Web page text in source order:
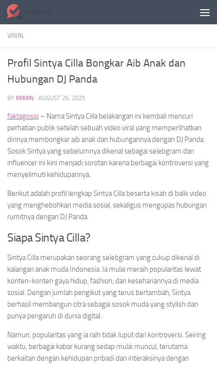
Skip to content
VIRAL
Profil Sintya Cilla Bongkar Aib Anak dan
Hubungan DJ Panda
BY MIMIN · AUGUST 26, 2025
faktagosip – Nama Sintya Cilla belakangan ini kembali mencuri
perhatian publik setelah sebuah video viral yang memperlihatkan
dirinya membongkar aib anak dan hubungannya dengan DJ Panda.
Sosok Sintya yang sebelumnya dikenal sebagai selebgram dan
influencer ini kini menjadi sorotan karena berbagai kontroversi yang
menyelimuti kehidupannya.
Berikut adalah profil lengkap Sintya Cilla beserta kisah di balik video
yang menghebohkan media sosial, sekaligus mengupas hubungan
rumitnya dengan DJ Panda.
Siapa Sintya Cilla?
Sintya Cilla merupakan seorang selebgram yang cukup dikenal di
kalangan anak muda Indonesia. Ia mulai meraih popularitas lewat
konten-konten gaya hidup, fashion, dan kesehariannya di media
sosial. Dengan jumlah pengikut yang terus bertambah, Sintya
berhasil membangun citra sebagai sosok muda yang stylish dan
punya pengaruh di dunia digital.
Namun, popularitas yang ia raih tidak luput dari kontroversi. Seiring
waktu, berbagai kabar kurang sedap mulai muncul, terutama
berkaitan dengan kehidupan pribadi dan interaksinya dengan